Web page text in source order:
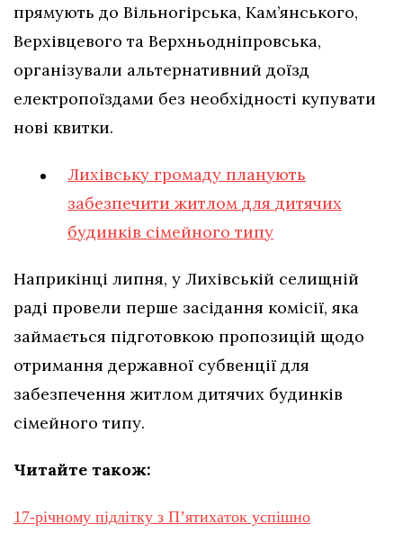
прямують до Вільногірська, Кам’янського,
Верхівцевого та Верхньодніпровська,
організували альтернативний доїзд
електропоїздами без необхідності купувати
нові квитки.
Лихівську громаду планують
забезпечити житлом для дитячих
будинків сімейного типу
Наприкінці липня, у Лихівській селищній
раді провели перше засідання комісії, яка
займається підготовкою пропозицій щодо
отримання державної субвенції для
забезпечення житлом дитячих будинків
сімейного типу.
Читайте також:
17-річному підлітку з Пʼятихаток успішно